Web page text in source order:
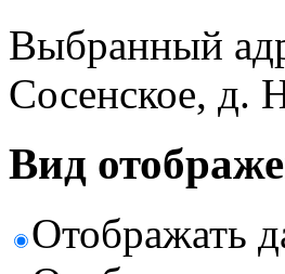
Выбранный
Сосенское, д.
Вид
Отображать